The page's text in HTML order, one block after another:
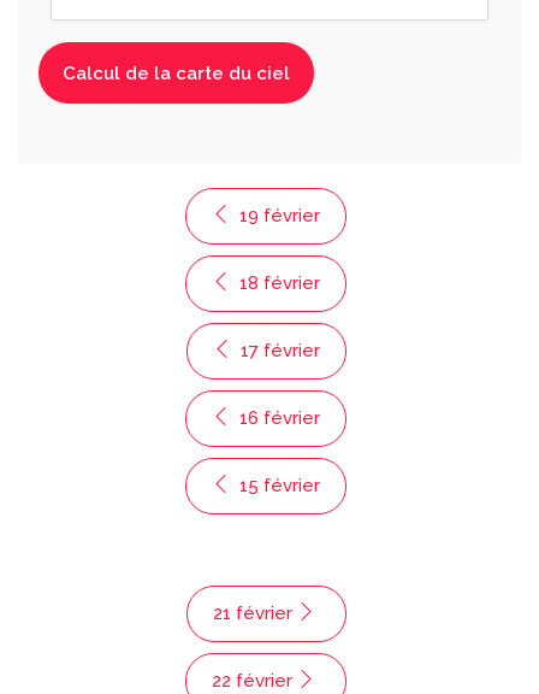
19 février
18 février
17 février
16 février
15 février
21 février
22 février